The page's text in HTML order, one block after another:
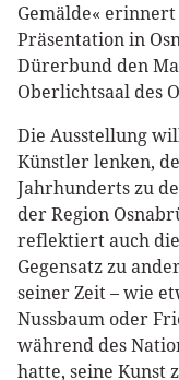
Gemälde«
Präsentation in
Dürerbund den
Oberlichtsaal des
Die Ausstellung
Künstler lenken,
Jahrhunderts zu
der Region
reflektiert auch
Gegensatz zu
seiner Zeit – wie
Nussbaum oder
während des
hatte, seine Kunst